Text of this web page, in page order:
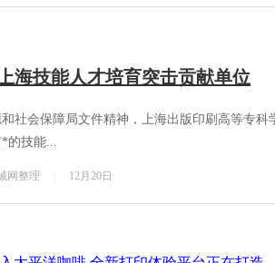
海技能人才培育突击贡献单位
社会保障局文件精神，上海出版印刷高等专科
的技能...
网整理 12月20日